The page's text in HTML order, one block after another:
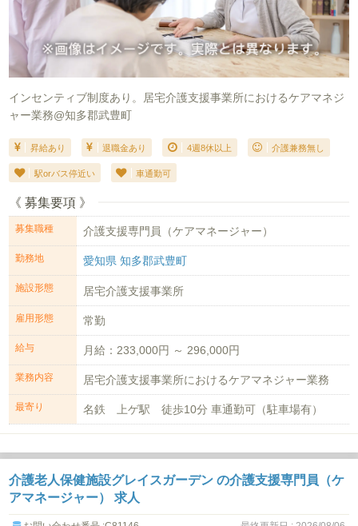
インセンティブ制度あり。居宅介護支援事業所におけるケアマネジ
ャー業務@知多郡武豊町
昇給あり 退職金あり 4週8休以上 介護兼務無し
駅orバス停近い 車通勤可
《 募集要項 》
募集職種 介護支援専門員（ケアマネージャー）
勤務地 愛知県 知多郡武豊町
施設形態 居宅介護支援事業所
雇用形態 常勤
給与 月給：233,000円 ～ 296,000円
業務内容 居宅介護支援事業所におけるケアマネジャー業務
最寄り 名鉄 上ゲ駅 徒歩10分 車通勤可（駐車場有）
介護老人保健施設グレイスガーデン の介護支援専門員（ケ
アマネージャー） 求人